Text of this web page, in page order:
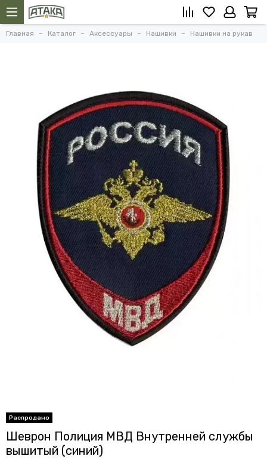
Главная Каталог Аксессуары Нашивки Нашивки на рукав
Шеврон Полиция МВД Внутренней службы
вышитый (синий)